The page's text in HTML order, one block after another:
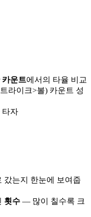
카운트에서의 타율 비교
라이크>볼) 카운트 성
타자
갔는지 한눈에 보여줍
횟수 — 많이 칠수록 크